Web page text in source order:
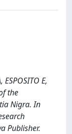
ESPOSITO E,
the
Nigra. In
Publisher.